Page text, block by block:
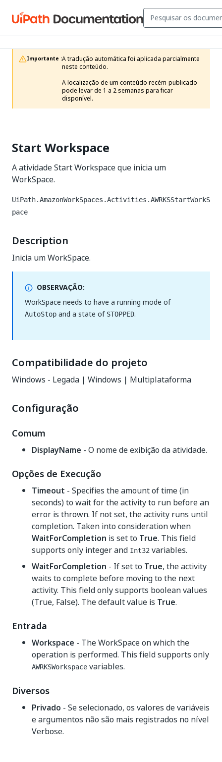
Importante :A tradução automática foi aplicada parcialmente
neste conteúdo.
A localização de um conteúdo recém-publicado
pode levar de 1 a 2 semanas para ficar
disponível.
Start Workspace
A atividade Start Workspace que inicia um
WorkSpace.
UiPath.AmazonWorkSpaces.Activities.AWRKSStartWorkS
pace
Description
Inicia um WorkSpace.
OBSERVAÇÃO:
WorkSpace needs to have a running mode of
AutoStop and a state of STOPPED.
Compatibilidade do projeto
Windows - Legada | Windows | Multiplataforma
Configuração
Comum
DisplayName - O nome de exibição da atividade.
Opções de Execução
Timeout - Specifies the amount of time (in
seconds) to wait for the activity to run before an
error is thrown. If not set, the activity runs until
completion. Taken into consideration when
WaitForCompletion is set to True. This field
supports only integer and Int32 variables.
WaitForCompletion - If set to True, the activity
waits to complete before moving to the next
activity. This field only supports boolean values
(True, False). The default value is True.
Entrada
Workspace - The WorkSpace on which the
operation is performed. This field supports only
AWRKSWorkspace variables.
Diversos
Privado - Se selecionado, os valores de variáveis
e argumentos não são mais registrados no nível
Verbose.